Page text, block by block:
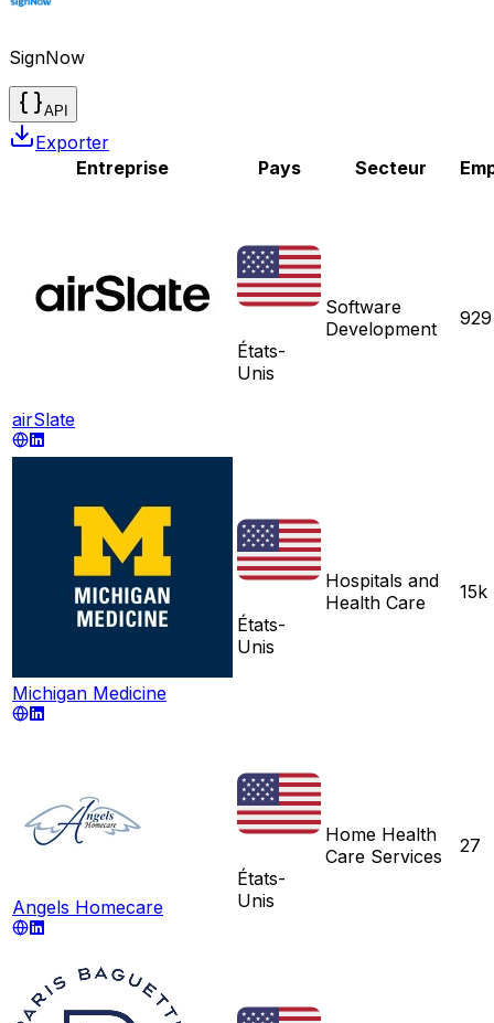
SignNow
API
Exporter
Entreprise
Pays Secteur
airSlate
États-
Unis
Software
Development
929
Michigan Medicine
États-
Unis
Hospitals and
Health Care
15k
Angels Homecare
États-
Unis
Home Health
Care Services
27